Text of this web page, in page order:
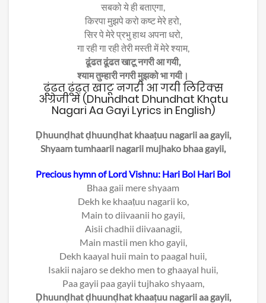
सबको ये ही बताएगा,
किरपा मुझपे करो कष्ट मेरे हरो,
सिर पे मेरे प्रभु हाथ अपना धरो,
गा रही गा रही तेरी मस्ती में मेरे श्याम,
ढूंढत ढूंढत खाटू नगरी आ गयी,
श्याम तुम्हारी नगरी मुझको भा गयी।
ढूंढत ढूंढत खाटू नगरी आ गयी लिरिक्स
अंग्रेजी में (Dhundhat Dhundhat Khatu
Nagari Aa Gayi Lyrics in English)
Ḍhuunḍhat ḍhuunḍhat khaaṭuu nagarii aa gayii,
Shyaam tumhaarii nagarii mujhako bhaa gayii,
Precious hymn of Lord Vishnu: Hari Bol Hari Bol
Bhaa gaii mere shyaam
Dekh ke khaaṭuu nagarii ko,
Main to diivaanii ho gayii,
Aisii chadhii diivaanagii,
Main mastii men kho gayii,
Dekh kaayal huii main to paagal huii,
Isakii najaro se dekho men to ghaayal huii,
Paa gayii paa gayii tujhako shyaam,
Ḍhuunḍhat ḍhuunḍhat khaaṭuu nagarii aa gayii,